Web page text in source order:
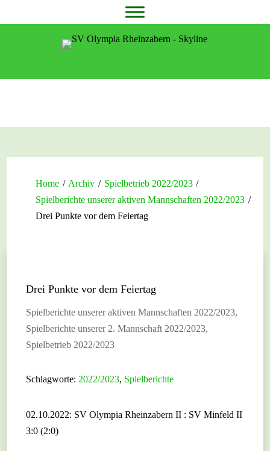
Home / Archiv / Spielbetrieb 2022/2023 /
Spielberichte unserer aktiven Mannschaften 2022/2023 /
Drei Punkte vor dem Feiertag
Drei Punkte vor dem Feiertag
Spielberichte unserer aktiven Mannschaften 2022/2023,
Spielberichte unserer 2. Mannschaft 2022/2023,
Spielbetrieb 2022/2023
Schlagworte: 2022/2023, Spielberichte
02.10.2022: SV Olympia Rheinzabern II : SV Minfeld II
3:0 (2:0)